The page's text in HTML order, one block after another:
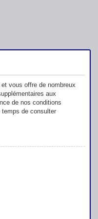
vous offre de nombreux
aux
de nos conditions
temps de consulter